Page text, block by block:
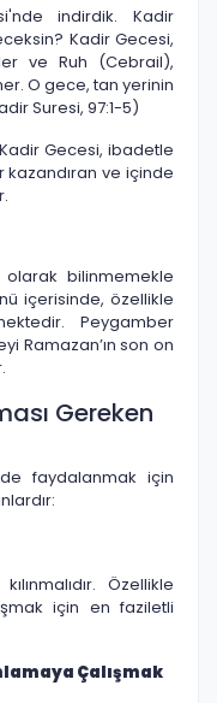
indirdik. Kadir
Kadir Gecesi,
ve Ruh (Cebrail),
O gece, tan yerinin
Suresi, 97:1-5)
Gecesi, ibadetle
ve içinde
bilinmemekle
içerisinde, özellikle
Peygamber
Ramazan’ın son on
Gereken
faydalanmak için
Özellikle
için en faziletli
Çalışmak